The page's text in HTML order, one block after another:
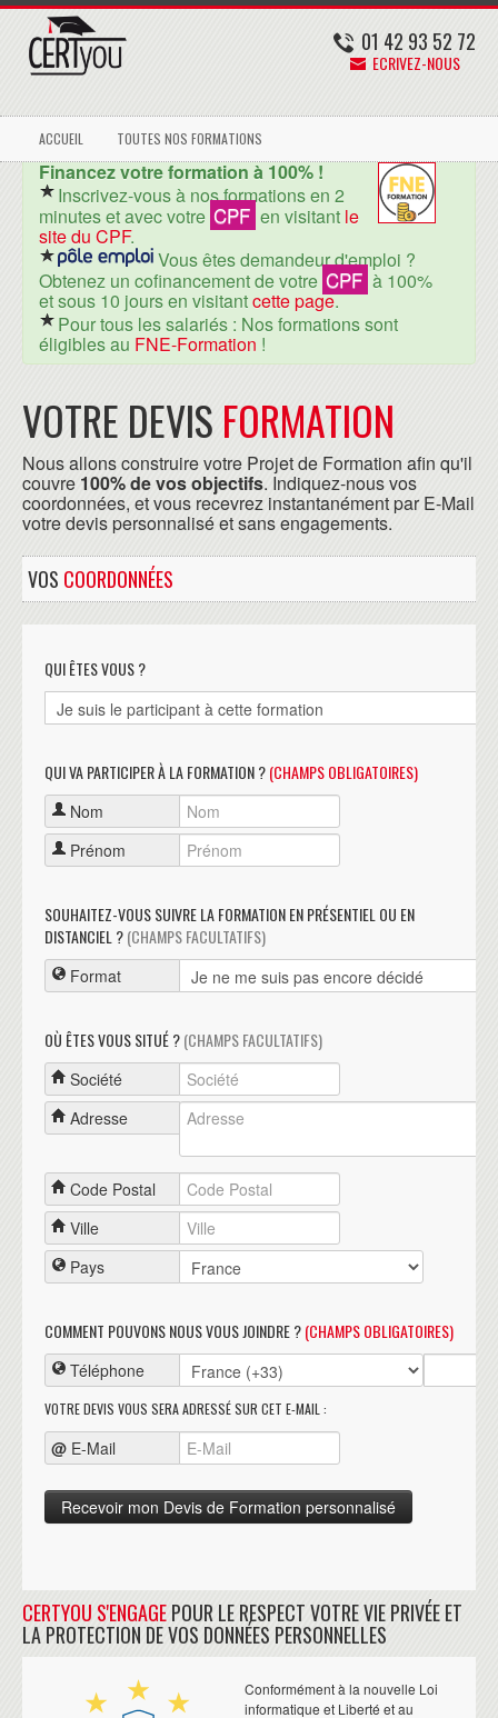
01 42 93 52 72
ECRIVEZ-NOUS
ACCUEIL TOUTES NOS FORMATIONS
Financez votre formation à 100% !
Inscrivez-vous à nos formations en 2
minutes et avec votre CPF en visitant le
site du CPF.
Vous êtes demandeur d'emploi ?
Obtenez un cofinancement de votre CPF à 100%
et sous 10 jours en visitantcette page.
Pour tous les salariés : Nos formations sont
éligibles au FNE-Formation !
VOTRE DEVIS FORMATION
Nous allons construire votre Projet de Formation afin qu'il
couvre 100% de vos objectifs. Indiquez-nous vos
coordonnées, et vous recevrez instantanément par E-Mail
votre devis personnalisé et sans engagements.
VOS COORDONNÉES
QUI ÊTES VOUS ?
QUI VA PARTICIPER À LA FORMATION ?(CHAMPS OBLIGATOIRES)
Nom
Prénom
SOUHAITEZ-VOUS SUIVRE LA FORMATION EN PRÉSENTIEL OU EN
DISTANCIEL ?(CHAMPS FACULTATIFS)
Format
OÙ ÊTES VOUS SITUÉ ?(CHAMPS FACULTATIFS)
Société
Adresse
Code Postal
Ville
Pays
COMMENT POUVONS NOUS VOUS JOINDRE ?(CHAMPS OBLIGATOIRES)
Téléphone
VOTRE DEVIS VOUS SERA ADRESSÉ SUR CET E-MAIL :
@ E-Mail
CERTYOU S'ENGAGEPOUR LE RESPECT VOTRE VIE PRIVÉE ET
LA PROTECTION DE VOS DONNÉES PERSONNELLES
Conformément à la nouvelle Loi
informatique et Liberté et au